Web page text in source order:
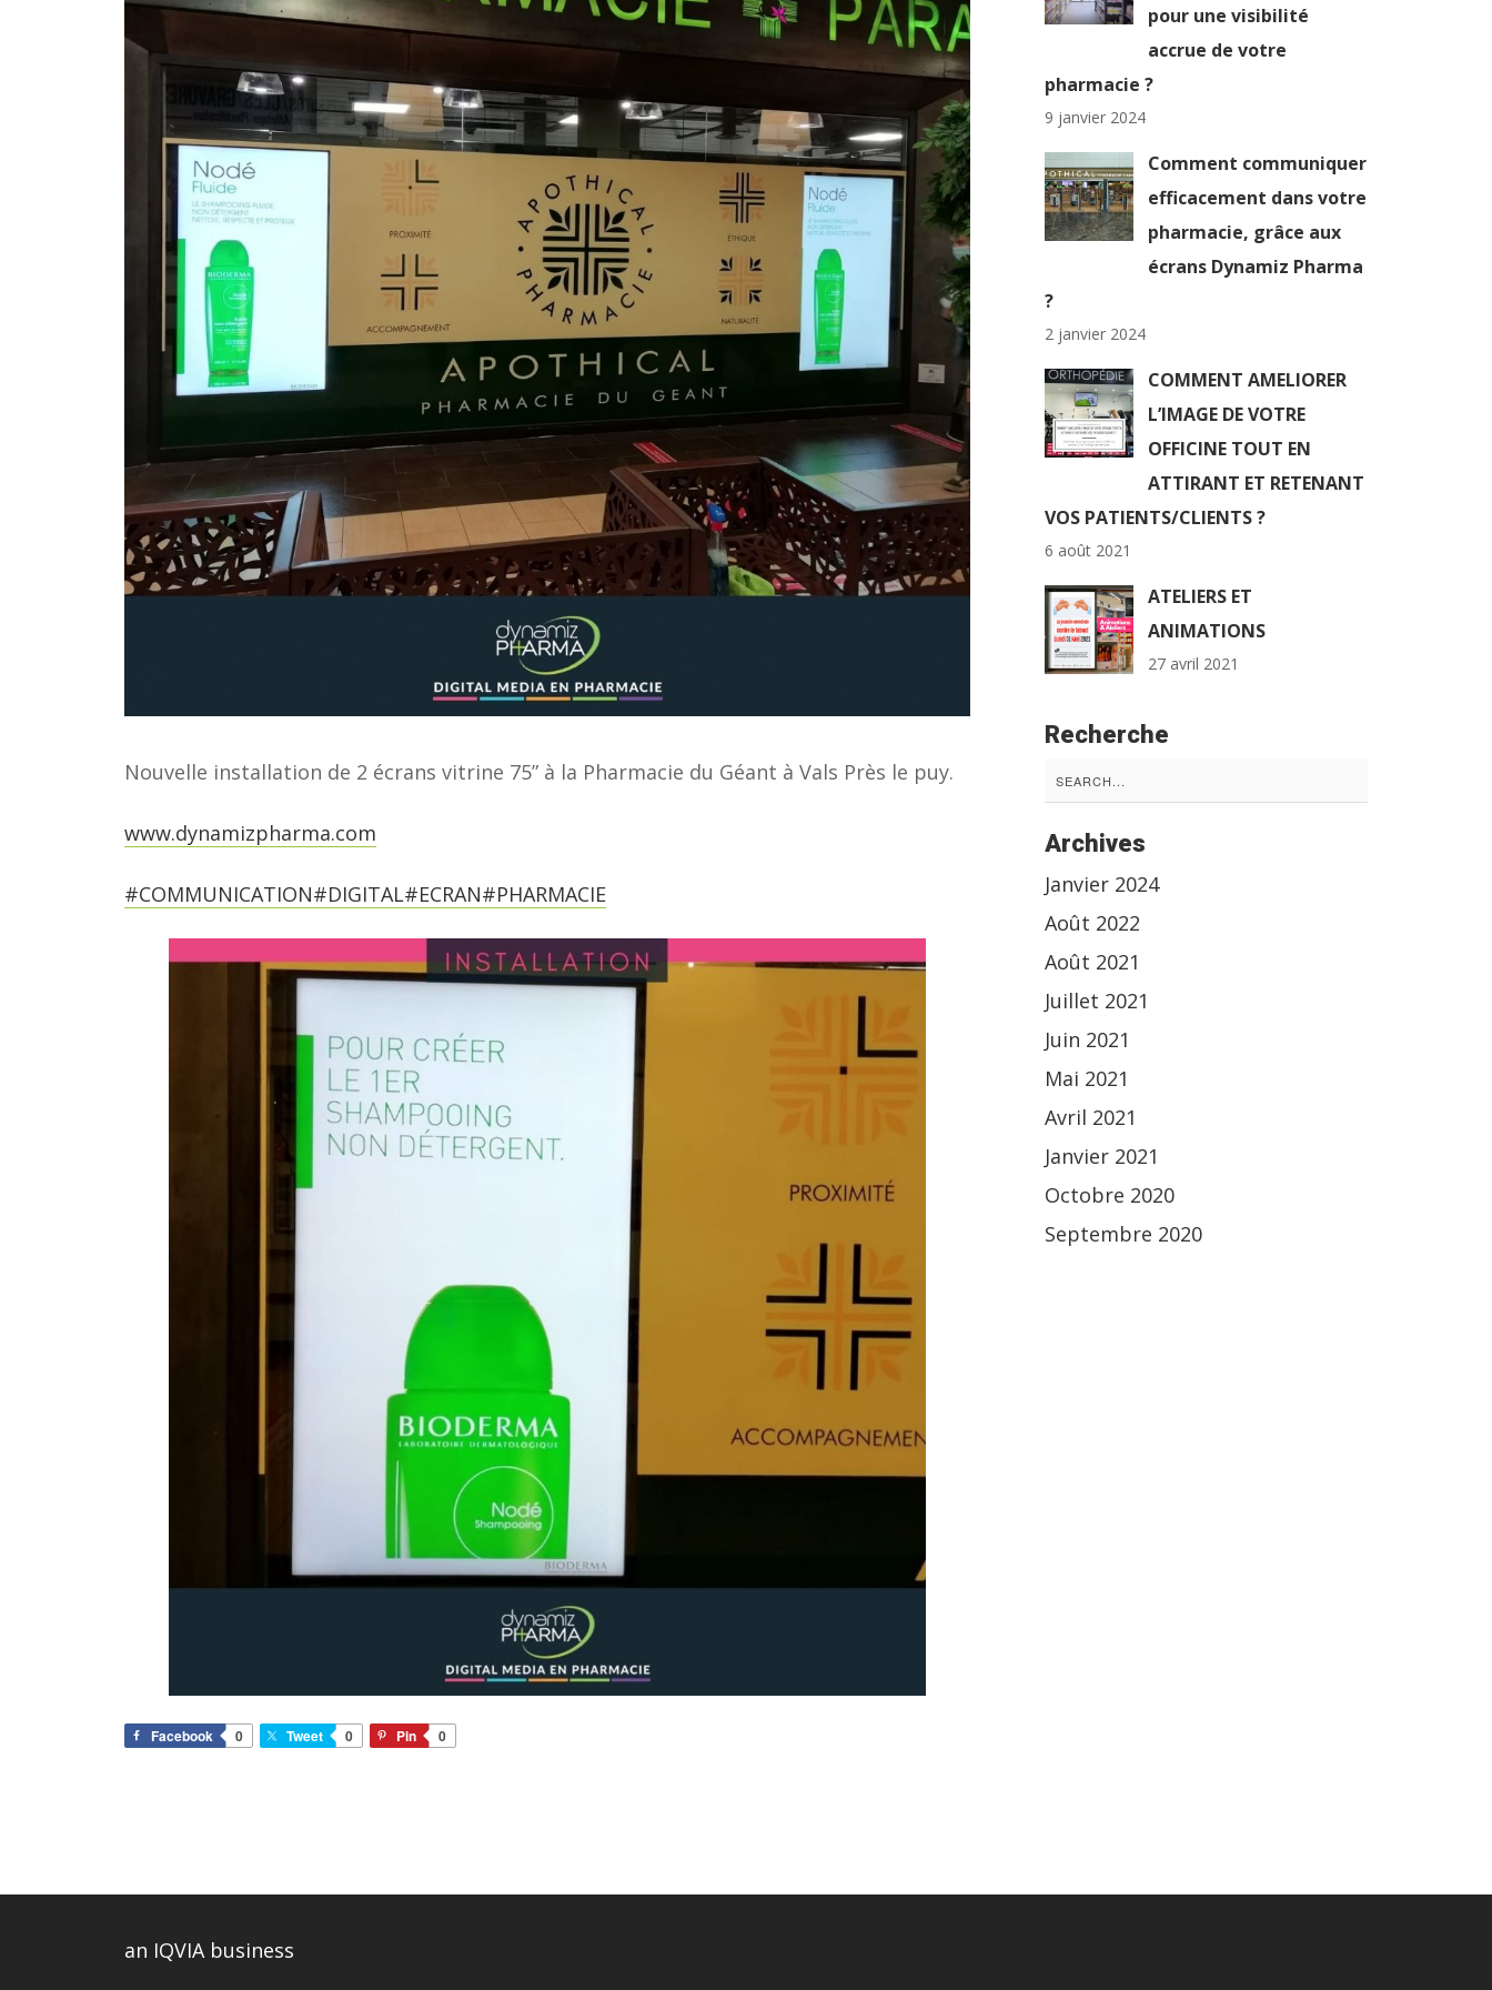
Nouvelle installation de 2 écrans vitrine 75” à la Pharmacie du Géant à Vals Près le puy.
www.dynamizpharma.com
#COMMUNICATION#DIGITAL#ECRAN#PHARMACIE
Facebook 0 Tweet 0 Pin 0
pour une visibilité
accrue de votre
pharmacie ?
9 janvier 2024
Comment communiquer
efficacement dans votre
pharmacie, grâce aux
écrans Dynamiz Pharma
?
2 janvier 2024
COMMENT AMELIORER
L’IMAGE DE VOTRE
OFFICINE TOUT EN
ATTIRANT ET RETENANT
VOS PATIENTS/CLIENTS ?
6 août 2021
ATELIERS ET
ANIMATIONS
27 avril 2021
Recherche
Search
for:
Archives
Janvier 2024
Août 2022
Août 2021
Juillet 2021
Juin 2021
Mai 2021
Avril 2021
Janvier 2021
Octobre 2020
Septembre 2020
an IQVIA business